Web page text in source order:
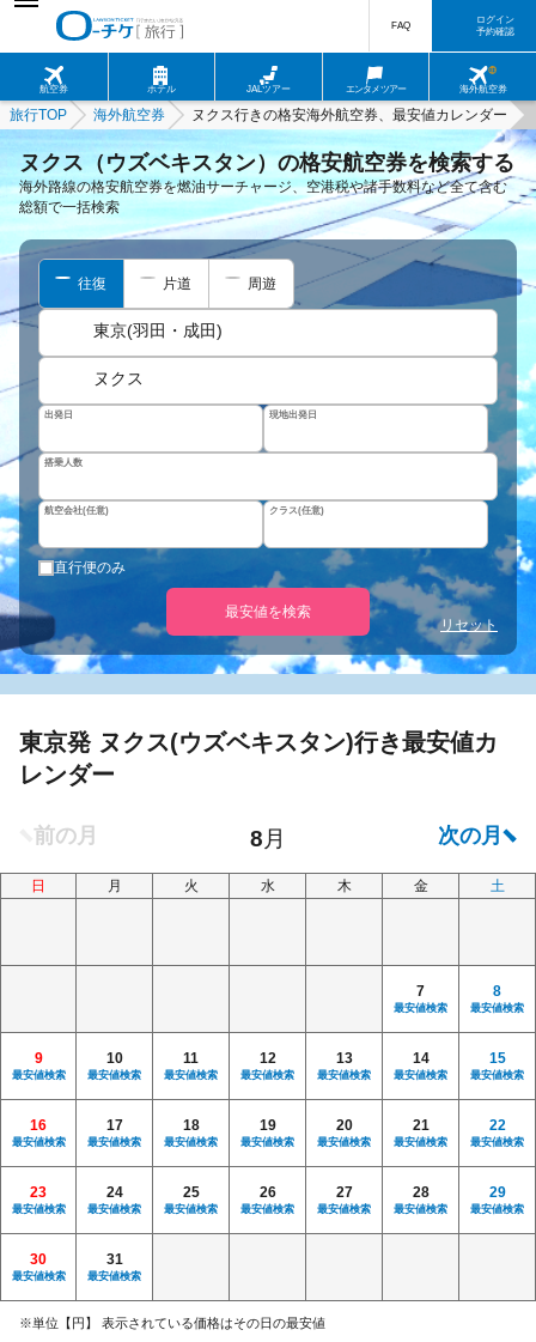
航空券 ホテル JALツアー エンタメツアー 海外航空券
FAQ
ログイン
予約確認
旅行TOP 海外航空券 ヌクス行きの格安海外航空券、最安値カレンダー
ヌクス（ウズベキスタン）の格安航空券を検索する
海外路線の格安航空券を燃油サーチャージ、空港税や諸手数料など全て含む
総額で一括検索
往復 片道 周遊
東京(羽田・成田)
ヌクス
出発日 現地出発日
搭乗人数
航空会社(任意) クラス(任意)
直行便のみ
最安値を検索
リセット
東京発 ヌクス(ウズベキスタン)行き最安値カ
レンダー
日 月 火 水 木 金 土
7
最安値検索
8
最安値検索
9
最安値検索
10
最安値検索
11
最安値検索
12
最安値検索
13
最安値検索
14
最安値検索
15
最安値検索
16
最安値検索
17
最安値検索
18
最安値検索
19
最安値検索
20
最安値検索
21
最安値検索
22
最安値検索
23
最安値検索
24
最安値検索
25
最安値検索
26
最安値検索
27
最安値検索
28
最安値検索
29
最安値検索
30
最安値検索
31
最安値検索
※単位【円】 表示されている価格はその日の最安値